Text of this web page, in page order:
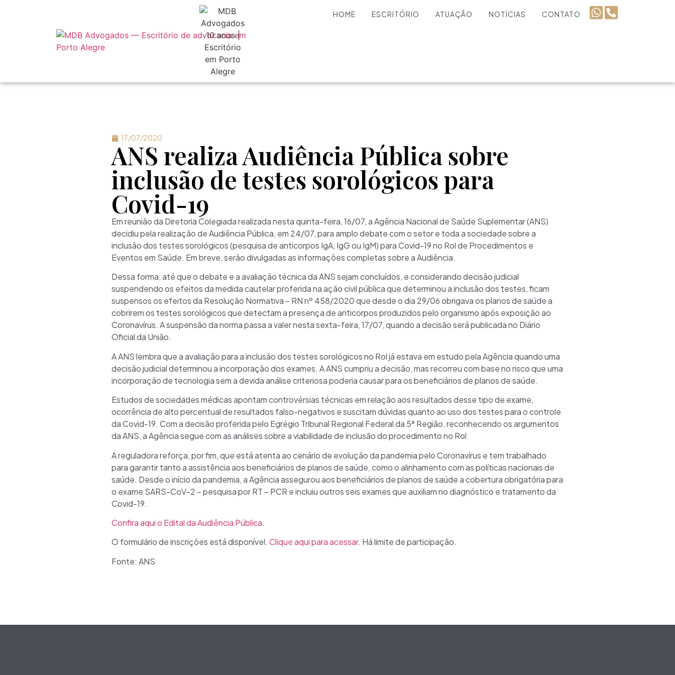
HOME ESCRITÓRIO ATUAÇÃO NOTÍCIAS CONTATO
17/07/2020
ANS realiza Audiência Pública sobre
inclusão de testes sorológicos para
Covid-19
Em reunião da Diretoria Colegiada realizada nesta quinta-feira, 16/07, a Agência Nacional de Saúde Suplementar (ANS)
decidiu pela realização de Audiência Pública, em 24/07, para amplo debate com o setor e toda a sociedade sobre a
inclusão dos testes sorológicos (pesquisa de anticorpos IgA, IgG ou IgM) para Covid-19 no Rol de Procedimentos e
Eventos em Saúde. Em breve, serão divulgadas as informações completas sobre a Audiência.
Dessa forma, até que o debate e a avaliação técnica da ANS sejam concluídos, e considerando decisão judicial
suspendendo os efeitos da medida cautelar proferida na ação civil pública que determinou a inclusão dos testes, ficam
suspensos os efeitos da Resolução Normativa – RN nº 458/2020 que desde o dia 29/06 obrigava os planos de saúde a
cobrirem os testes sorológicos que detectam a presença de anticorpos produzidos pelo organismo após exposição ao
Coronavírus. A suspensão da norma passa a valer nesta sexta-feira, 17/07, quando a decisão será publicada no Diário
Oficial da União.
A ANS lembra que a avaliação para a inclusão dos testes sorológicos no Rol já estava em estudo pela Agência quando uma
decisão judicial determinou a incorporação dos exames. A ANS cumpriu a decisão, mas recorreu com base no risco que uma
incorporação de tecnologia sem a devida análise criteriosa poderia causar para os beneficiários de planos de saúde.
Estudos de sociedades médicas apontam controvérsias técnicas em relação aos resultados desse tipo de exame,
ocorrência de alto percentual de resultados falso-negativos e suscitam dúvidas quanto ao uso dos testes para o controle
da Covid-19. Com a decisão proferida pelo Egrégio Tribunal Regional Federal da 5ª Região, reconhecendo os argumentos
da ANS, a Agência segue com as análises sobre a viabilidade de inclusão do procedimento no Rol.
A reguladora reforça, por fim, que está atenta ao cenário de evolução da pandemia pelo Coronavírus e tem trabalhado
para garantir tanto a assistência aos beneficiários de planos de saúde, como o alinhamento com as políticas nacionais de
saúde. Desde o início da pandemia, a Agência assegurou aos beneficiários de planos de saúde a cobertura obrigatória para
o exame SARS-CoV-2 – pesquisa por RT – PCR e incluiu outros seis exames que auxiliam no diagnóstico e tratamento da
Covid-19.
Confira aqui o Edital da Audiência Pública.
O formulário de inscrições está disponível. Clique aqui para acessar. Há limite de participação.
Fonte: ANS